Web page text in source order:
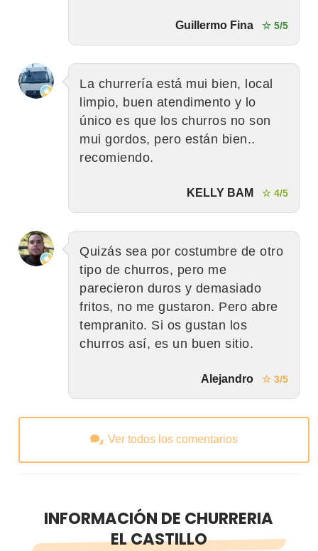
Guillermo Fina ☆ 5/5
La churrería está mui bien, local
limpio, buen atendimento y lo
único es que los churros no son
mui gordos, pero están bien..
recomiendo.
KELLY BAM ☆ 4/5
Quizás sea por costumbre de otro
tipo de churros, pero me
parecieron duros y demasiado
fritos, no me gustaron. Pero abre
tempranito. Si os gustan los
churros así, es un buen sitio.
Alejandro ☆ 3/5
Ver todos los comentarios
INFORMACIÓN DE CHURRERIA
EL CASTILLO